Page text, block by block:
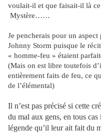
voulait-il et que faisait-il là ce
Mystère……
Je pencherais pour un
Johnny Storm puisque le
« homme-feu » étaient
(Mais on est libre toutefois
entièrement faits de feu, ce
de l’élémental)
Il n’est pas précisé si cette
du mal aux gens, en tous cas
légende qu’il leur ait fait du